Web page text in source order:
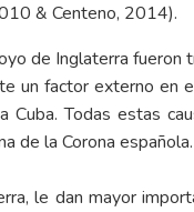
& Centeno, 2014).
de Inglaterra
un factor externo en
Todas estas
de la Corona española.
le dan mayor